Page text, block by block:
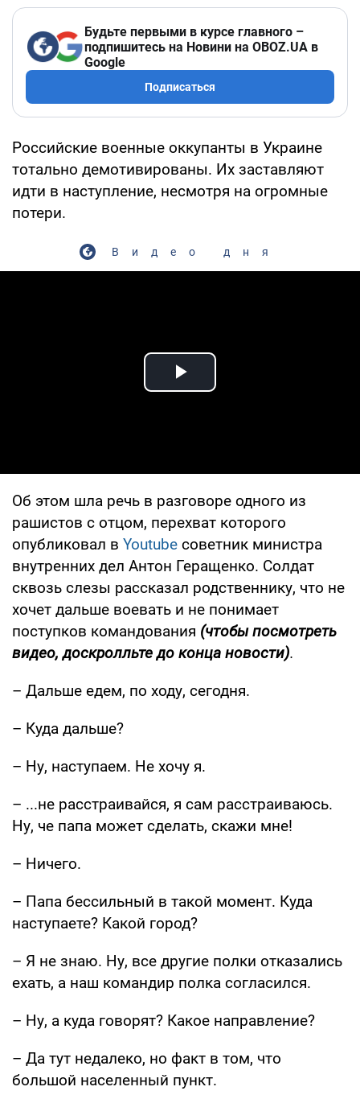
Будьте первыми в курсе главного –
подпишитесь на Новини на OBOZ.UA в
Google
Подписаться
Российские военные оккупанты в Украине
тотально демотивированы. Их заставляют
идти в наступление, несмотря на огромные
потери.
Видео дня
Play Video
Об этом шла речь в разговоре одного из
рашистов с отцом, перехват которого
опубликовал в Youtube советник министра
внутренних дел Антон Геращенко. Солдат
сквозь слезы рассказал родственнику, что не
хочет дальше воевать и не понимает
поступков командования (чтобы посмотреть
видео, доскролльте до конца новости).
– Дальше едем, по ходу, сегодня.
– Куда дальше?
– Ну, наступаем. Не хочу я.
– ...не расстраивайся, я сам расстраиваюсь.
Ну, че папа может сделать, скажи мне!
– Ничего.
– Папа бессильный в такой момент. Куда
наступаете? Какой город?
– Я не знаю. Ну, все другие полки отказались
ехать, а наш командир полка согласился.
– Ну, а куда говорят? Какое направление?
– Да тут недалеко, но факт в том, что
большой населенный пункт.